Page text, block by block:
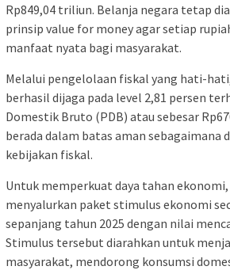
Rp849,04 triliun. Belanja negara tetap
prinsip value for money agar setiap
manfaat nyata bagi masyarakat.
Melalui pengelolaan fiskal yang hati-
berhasil dijaga pada level 2,81 persen
Domestik Bruto (PDB) atau sebesar
berada dalam batas aman sebagaimana
kebijakan fiskal.
Untuk memperkuat daya tahan
menyalurkan paket stimulus ekonomi
sepanjang tahun 2025 dengan nilai
Stimulus tersebut diarahkan untuk
masyarakat, mendorong konsumsi